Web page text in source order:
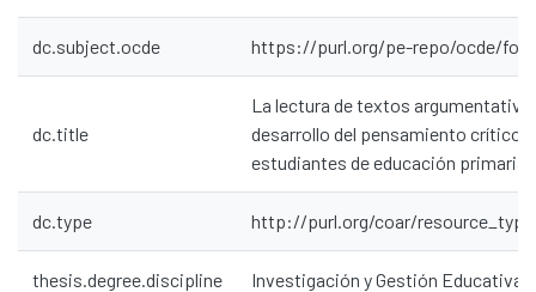
dc.subject.ocde https://purl.org/pe-repo/ocde/
dc.title
La lectura de textos
desarrollo del pensamiento crítico
estudiantes de educación primaria
dc.type http://purl.org/coar/
thesis.degree.discipline Investigación y Gestión Educativa